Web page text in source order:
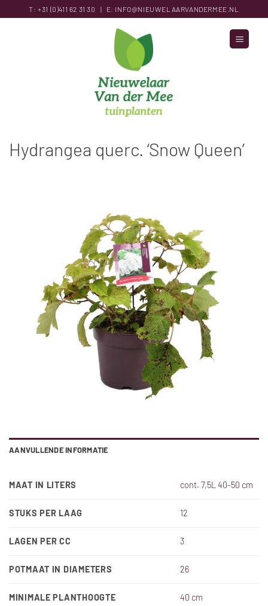
naar
T:+31 (0)411 62 31 30 | E: INFO@NIEUWELAARVANDERMEE.NL
Hydrangea querc. ‘Snow Queen’
AANVULLENDE INFORMATIE
MAAT IN LITERS cont. 7,5L 40-50 cm
STUKS PER LAAG 12
LAGEN PER CC 3
POTMAAT IN DIAMETERS 26
MINIMALE PLANTHOOGTE 40 cm